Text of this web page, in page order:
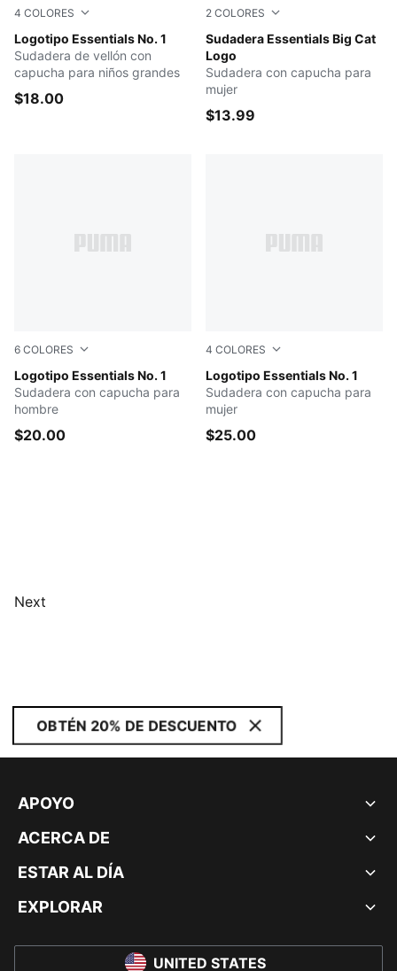
4 COLORES
Logotipo Essentials No. 1
GREEN TERRAIN
Sudadera de vellón con
capucha para niños grandes
$18.00
2 COLORES
Sudadera Essentials Big Cat
Logo
Light Gray Heather
Sudadera con capucha para
mujer
$13.99
6 COLORES
Logotipo Essentials No. 1
Lux Army
Sudadera con capucha para
hombre
$20.00
4 COLORES
Logotipo Essentials No. 1
Wild Pink
Sudadera con capucha para
mujer
$25.00
Next
OBTÉN 20% DE DESCUENTO
APOYO
ACERCA DE
ESTAR AL DÍA
EXPLORAR
UNITED STATES